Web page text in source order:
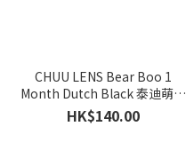
CHUU LENS Bear Boo 1
Month Dutch Black 泰迪萌萌
黑｜月抛彩妆隐形眼镜｜每盒2
片
HK$140.00